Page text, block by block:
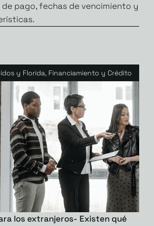
pago, fechas de vencimiento y
y Florida, Financiamiento y Crédito
los extranjeros- Existen qué